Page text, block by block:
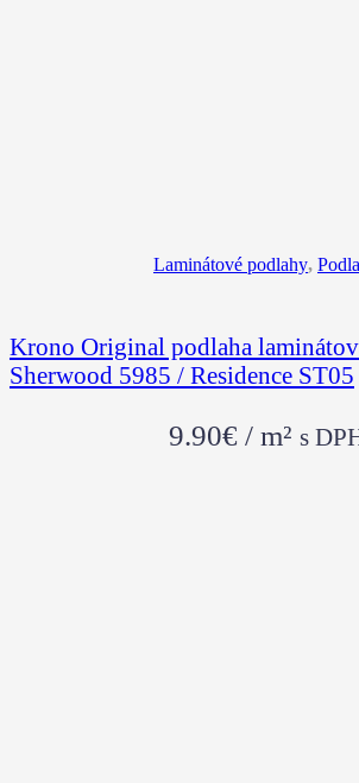
Laminátové podlahy,
Krono Original podlaha
Sherwood 5985 / Residence ST05
9.90€ / m² s